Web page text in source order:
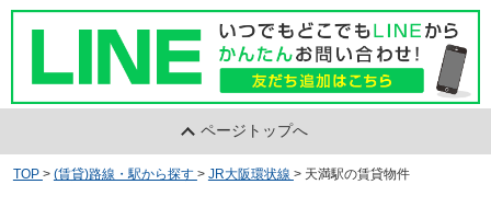
ページトップへ
TOP > (賃貸)路線・駅から探す > JR大阪環状線 > 天満駅の賃貸物件